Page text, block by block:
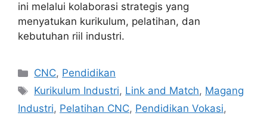
ini melalui kolaborasi strategis yang
menyatukan kurikulum, pelatihan, dan
kebutuhan riil industri.
Categories
CNC, Pendidikan
Tags
Kurikulum Industri, Link and Match, Magang
Industri, Pelatihan CNC, Pendidikan Vokasi,